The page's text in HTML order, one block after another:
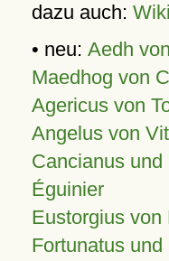
dazu auch:
• neu: Aedh
Maedhog von
Agericus von
Angelus von
Cancianus und
Éguinier
Eustorgius von
Fortunatus und